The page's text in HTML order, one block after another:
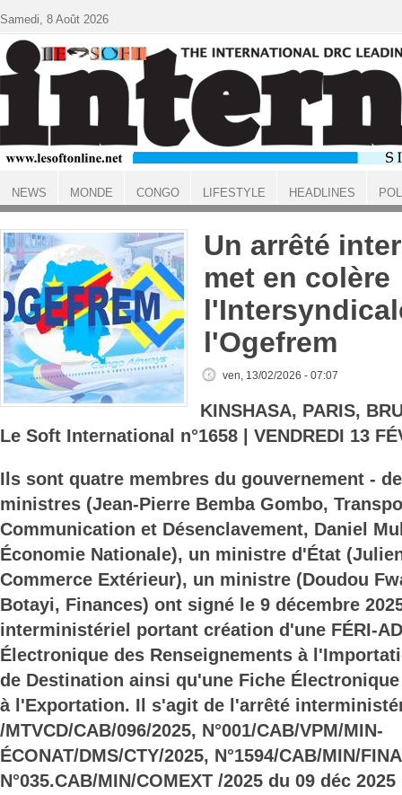
ACCUEIL
Un arrêté
met en colère
l'Ogefrem
ven, 13/02/2026 - 07:07
KINSHASA, PARIS,
Le Soft International n°1658 | VENDREDI 13
Ils sont quatre membres du gouvernement -
ministres (Jean-Pierre Bemba Gombo,
Communication et Désenclavement, Daniel
Économie Nationale), un ministre d'État
Commerce Extérieur), un ministre (Doudou
Botayi, Finances) ont signé le 9 décembre
interministériel portant création d'une FÉRI-
Électronique des Renseignements à
de Destination ainsi qu'une Fiche
à l'Exportation. Il s'agit de l'arrêté
/MTVCD/CAB/096/2025, N°001/CAB/VPM/MIN-
ÉCONAT/DMS/CTY/2025, N°1594/CAB/MIN/
N°035.CAB/MIN/COMEXT /2025 du 09 déc
Samedi, 8 Août 2026
NEWS MONDE CONGO LIFESTYLE HEADLINES